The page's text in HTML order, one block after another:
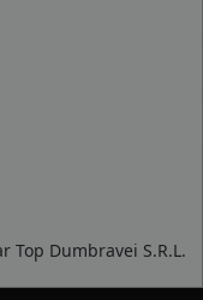
Top Dumbravei S.R.L.